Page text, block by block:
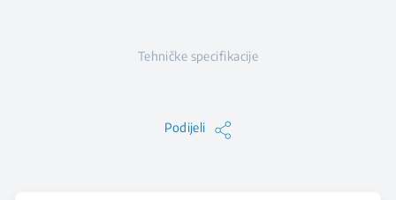
Tehničke specifikacije
Podijeli